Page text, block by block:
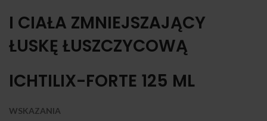
I CIAŁA ZMNIEJSZAJĄCY
ŁUSKĘ ŁUSZCZYCOWĄ
ICHTILIX-FORTE 125 ML
WSKAZANIA